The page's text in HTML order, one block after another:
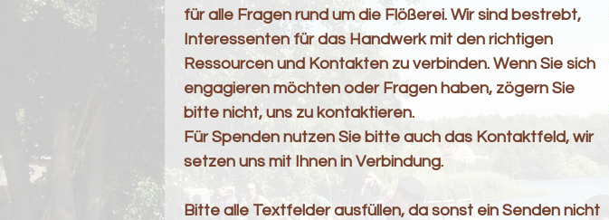
für alle Fragen rund um die Flößerei. Wir sind bestrebt,
Interessenten für das Handwerk mit den richtigen
Ressourcen und Kontakten zu verbinden. Wenn Sie sich
engagieren möchten oder Fragen haben, zögern Sie
bitte nicht, uns zu kontaktieren.
Für Spenden nutzen Sie bitte auch das Kontaktfeld, wir
setzen uns mit Ihnen in Verbindung.
Bitte alle Textfelder ausfüllen, da sonst ein Senden nicht